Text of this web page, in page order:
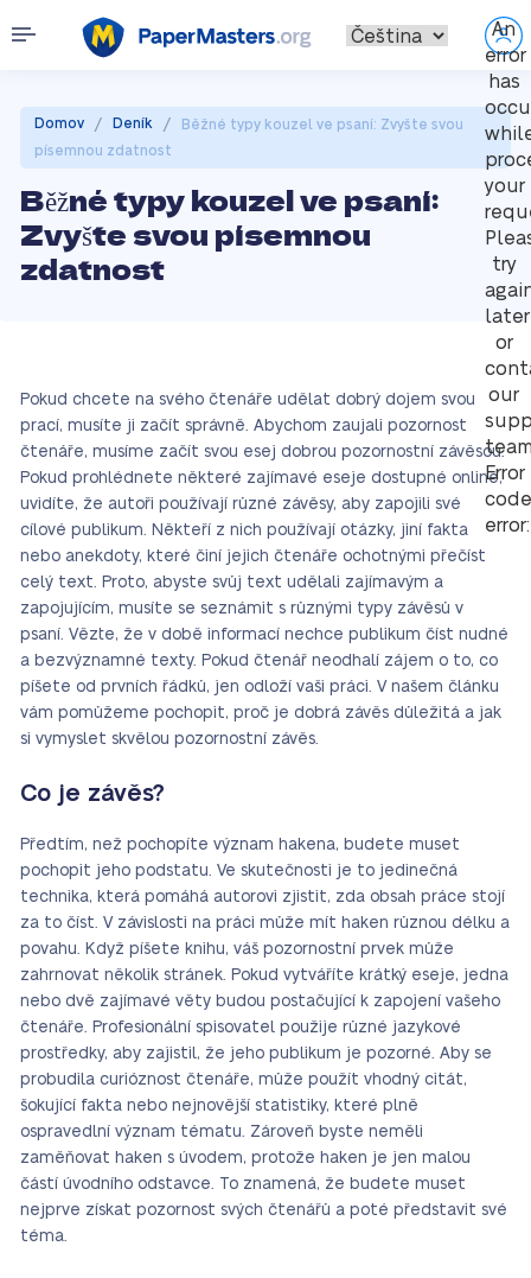
An
error
has
your
try
later
or
our
Error
code
error:
Domov / Deník /
Běžné typy kouzel ve psaní: Zvyšte svou
písemnou zdatnost
Běžné typy kouzel ve psaní:
Zvyšte svou písemnou
zdatnost
Pokud chcete na svého čtenáře udělat dobrý dojem svou
prací, musíte ji začít správně. Abychom zaujali pozornost
čtenáře, musíme začít svou esej dobrou pozornostní závěsou.
Pokud prohlédnete některé zajímavé eseje dostupné online,
uvidíte, že autoři používají různé závěsy, aby zapojili své
cílové publikum. Někteří z nich používají otázky, jiní fakta
nebo anekdoty, které činí jejich čtenáře ochotnými přečíst
celý text. Proto, abyste svůj text udělali zajímavým a
zapojujícím, musíte se seznámit s různými typy závěsů v
psaní. Vězte, že v době informací nechce publikum číst nudné
a bezvýznamné texty. Pokud čtenář neodhalí zájem o to, co
píšete od prvních řádků, jen odloží vaši práci. V našem článku
vám pomůžeme pochopit, proč je dobrá závěs důležitá a jak
si vymyslet skvělou pozornostní závěs.
Co je závěs?
Předtím, než pochopíte význam hakena, budete muset
pochopit jeho podstatu. Ve skutečnosti je to jedinečná
technika, která pomáhá autorovi zjistit, zda obsah práce stojí
za to číst. V závislosti na práci může mít haken různou délku a
povahu. Když píšete knihu, váš pozornostní prvek může
zahrnovat několik stránek. Pokud vytváříte krátký eseje, jedna
nebo dvě zajímavé věty budou postačující k zapojení vašeho
čtenáře. Profesionální spisovatel použije různé jazykové
prostředky, aby zajistil, že jeho publikum je pozorné. Aby se
probudila curióznost čtenáře, může použít vhodný citát,
šokující fakta nebo nejnovější statistiky, které plně
ospravedlní význam tématu. Zároveň byste neměli
zaměňovat haken s úvodem, protože haken je jen malou
částí úvodního odstavce. To znamená, že budete muset
nejprve získat pozornost svých čtenářů a poté představit své
téma.